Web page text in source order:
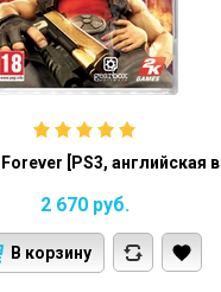
[PS3, английская
2 670 руб.
В корзину